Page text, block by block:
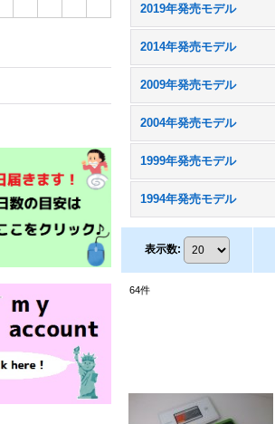
2019年発売モデル
2014年発売モデル
2009年発売モデル
2004年発売モデル
1999年発売モデル
1994年発売モデル
表示数:
64件